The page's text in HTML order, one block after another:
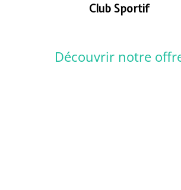
Club Sportif
Découvrir notre